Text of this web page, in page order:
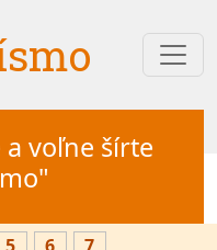
voľne šírte